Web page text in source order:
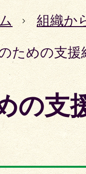
組織か
ための支
の支